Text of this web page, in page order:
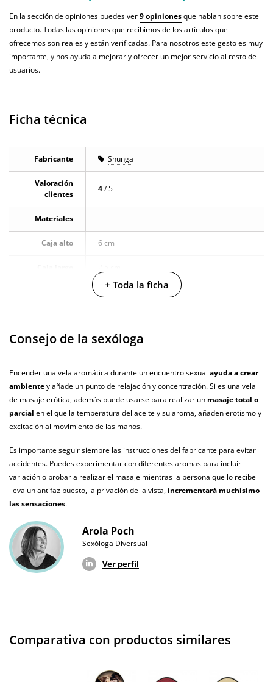
En la sección de opiniones puedes ver9 opinionesque hablan sobre este
producto. Todas las opiniones que recibimos de los artículos que
ofrecemos son reales y están verificadas. Para nosotros este gesto es muy
importante, y nos ayuda a mejorar y ofrecer un mejor servicio al resto de
usuarios.
Ficha técnica
Fabricante Shunga
Valoración
clientes
4/ 5
Materiales
Caja alto 6 cm
Cantidad 30 ml
vegano
No testado en
animales
Garantías 3 años de garantía
Producto
original
¿Cuándo lo
recibo?
El viernes 7 de agosto (fecha estimada)
+ Toda la ficha
Consejo de la sexóloga
Encender una vela aromática durante un encuentro sexual ayuda a crear
ambientey añade un punto de relajación y concentración. Si es una vela
de masaje erótica, además puede usarse para realizar un masaje total o
parcial en el que la temperatura del aceite y su aroma, añaden erotismo y
excitación al movimiento de las manos.
Es importante seguir siempre las instrucciones del fabricante para evitar
accidentes. Puedes experimentar con diferentes aromas para incluir
variación o probar a realizar el masaje mientras la persona que lo recibe
lleva un antifaz puesto, la privación de la vista, incrementará muchísimo
las sensaciones.
Arola Poch
Sexóloga Diversual
Ver perfil
Comparativa con productos similares